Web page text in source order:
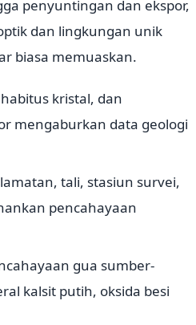
penyuntingan dan ekspor,
dan lingkungan unik
biasa memuaskan.
kristal, dan
mengaburkan data geologi
tali, stasiun survei,
pencahayaan
gua sumber-
kalsit putih, oksida besi